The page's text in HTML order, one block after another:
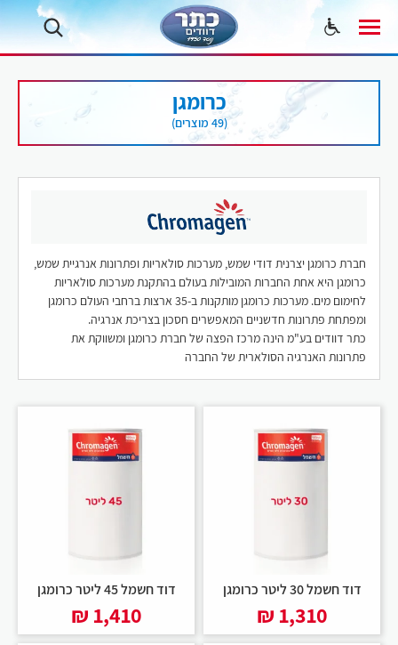
כרומגן
(49 מוצרים)
חברת כרומגן יצרנית דודי שמש, מערכות סולאריות ופתרונות אנרגיית שמש,
כרומגן היא אחת החברות המובילות בעולם בהתקנת מערכות סולאריות
לחימום מים. מערכות כרומגן מותקנות ב-35 ארצות ברחבי העולם כרומגן
ומפתחת פתרונות חדשניים המאפשרים חסכון בצריכת אנרגיה.
כתר דוודים בע"מ הינה מרכז הפצה של חברת כרומגן ומשווקת את
פתרונות האנרגיה הסולארית של החברה
דוד חשמל 30 ליטר כרומגן
₪ 1,310
דוד חשמל 45 ליטר כרומגן
₪ 1,410